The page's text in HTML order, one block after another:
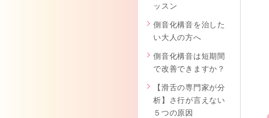
ッスン
側音化構音を治した
い大人の方へ
側音化構音は短期間
で改善できますか？
【滑舌の専門家が分
析】さ行が言えない
５つの原因